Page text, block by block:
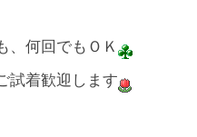
、何回でもＯＫ
試着歓迎します